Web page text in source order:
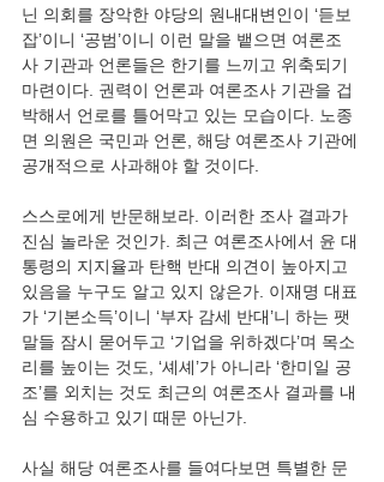
닌 의회를 장악한 야당의 원내대변인이 ‘듣보
잡’이니 ‘공범’이니 이런 말을 뱉으면 여론조
사 기관과 언론들은 한기를 느끼고 위축되기
마련이다. 권력이 언론과 여론조사 기관을 겁
박해서 언로를 틀어막고 있는 모습이다. 노종
면 의원은 국민과 언론, 해당 여론조사 기관에
공개적으로 사과해야 할 것이다.
스스로에게 반문해보라. 이러한 조사 결과가
진심 놀라운 것인가. 최근 여론조사에서 윤 대
통령의 지지율과 탄핵 반대 의견이 높아지고
있음을 누구도 알고 있지 않은가. 이재명 대표
가 ‘기본소득’이니 ‘부자 감세 반대’니 하는 팻
말들 잠시 묻어두고 ‘기업을 위하겠다’며 목소
리를 높이는 것도, ‘셰셰’가 아니라 ‘한미일 공
조’를 외치는 것도 최근의 여론조사 결과를 내
심 수용하고 있기 때문 아닌가.
사실 해당 여론조사를 들여다보면 특별한 문